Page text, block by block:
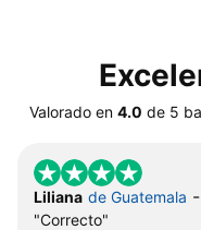
Valorado en 4.0 de 5
Liliana de Guatemala -
"Correcto"